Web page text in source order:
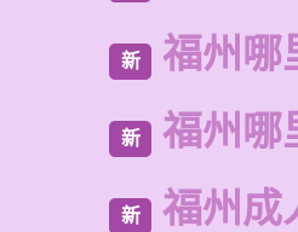
新 福州哪
新 福州哪
新 福州成